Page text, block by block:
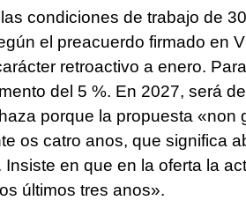
condiciones de trabajo de
el preacuerdo firmado en
retroactivo a enero.
del 5 %. En 2027, será
porque la propuesta «non
os catro anos, que significa
en que en la oferta la
últimos tres anos».